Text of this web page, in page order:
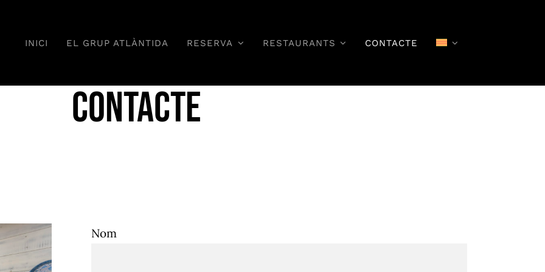
INICI EL GRUP ATLÀNTIDA RESERVA RESTAURANTS CONTACTE
Contacte
Nom